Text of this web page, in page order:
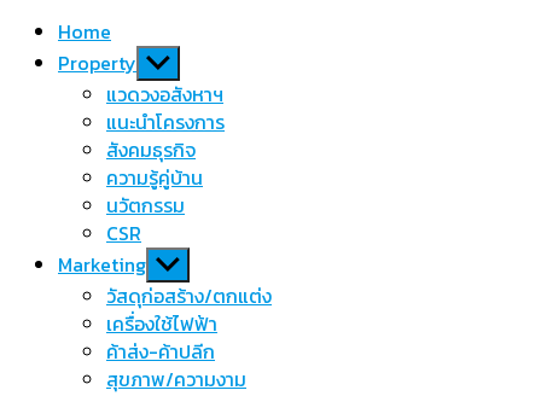
Home
Property Show
sub
menu
แวดวงอสังหาฯ
แนะนำโครงการ
สังคมธุรกิจ
ความรู้คู่บ้าน
นวัตกรรม
CSR
Marketing Show
sub
menu
วัสดุก่อสร้าง/ตกแต่ง
เครื่องใช้ไฟฟ้า
ค้าส่ง-ค้าปลีก
สุขภาพ/ความงาม